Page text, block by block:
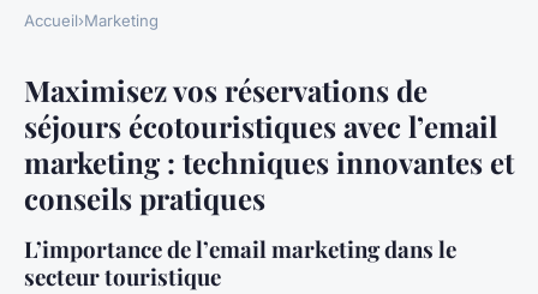
Maximisez vos réservations de
séjours écotouristiques avec
l"email marketing : techniques
innovantes et conseils
pratiques
Accueil›Marketing
Maximisez vos réservations de
séjours écotouristiques avec l’email
marketing : techniques innovantes et
conseils pratiques
L’importance de l’email marketing dans le
secteur touristique